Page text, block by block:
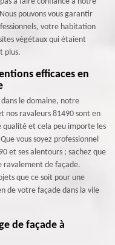
pouvons vous garantir
votre habitation
végétaux qui étaient
plus.
efficaces en
le domaine, notre
ravaleurs 81490 sont en
qualité et cela peu importe les
vous soyez professionnel
et ses alentours ; sachez que
ravalement de façade.
que ce soit pour une
de votre façade dans la vile
de façade à